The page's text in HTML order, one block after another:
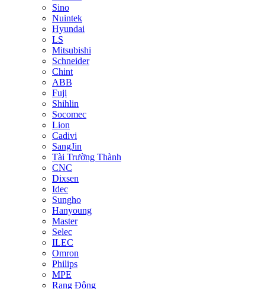
Sino
Nuintek
Hyundai
LS
Mitsubishi
Schneider
Chint
ABB
Fuji
Shihlin
Socomec
Lion
Cadivi
SangJin
Tài Trường Thành
CNC
Dixsen
Idec
Sungho
Hanyoung
Master
Selec
ILEC
Omron
Philips
MPE
Rạng Đông